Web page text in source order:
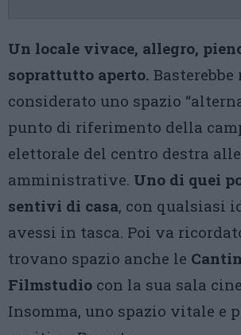
Un locale vivace, allegro,
soprattutto aperto. Basterebbe
considerato uno spazio
punto di riferimento della
elettorale del centro destra
amministrative. Uno di quei
sentivi di casa, con qualsiasi
avessi in tasca. Poi va
trovano spazio anche le
Filmstudio con la sua sala
Insomma, uno spazio vitale e